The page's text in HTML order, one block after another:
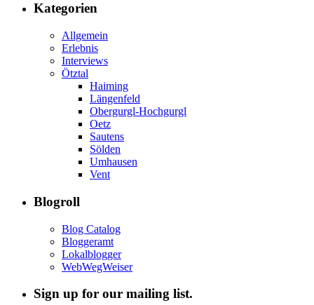
Kategorien
Allgemein
Erlebnis
Interviews
Ötztal
Haiming
Längenfeld
Obergurgl-Hochgurgl
Oetz
Sautens
Sölden
Umhausen
Vent
Blogroll
Blog Catalog
Bloggeramt
Lokalblogger
WebWegWeiser
Sign up for our mailing list.